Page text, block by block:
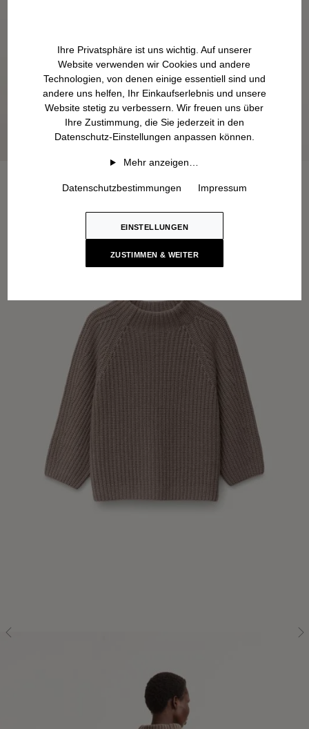
Ihre Privatsphäre ist uns wichtig. Auf unserer
Website verwenden wir Cookies und andere
Technologien, von denen einige essentiell sind und
andere uns helfen, Ihr Einkaufserlebnis und unsere
Website stetig zu verbessern. Wir freuen uns über
Ihre Zustimmung, die Sie jederzeit in den
Datenschutz-Einstellungen anpassen können.
Mehr anzeigen…
Datenschutzbestimmungen Impressum
EINSTELLUNGEN
ZUSTIMMEN & WEITER